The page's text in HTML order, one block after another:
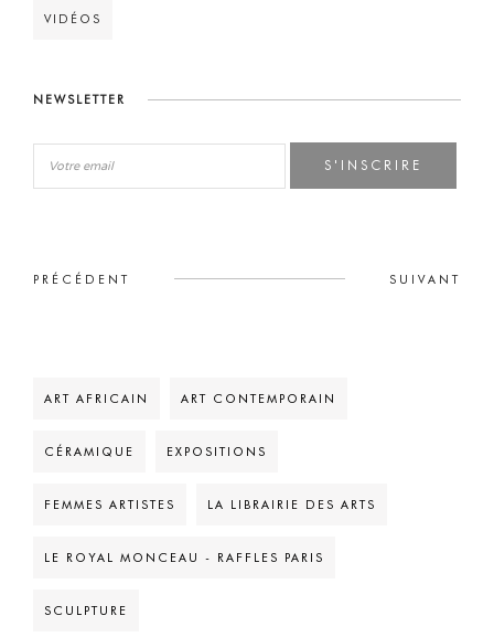
VIDÉOS
NEWSLETTER
S'INSCRIRE
PRÉCÉDENT SUIVANT
ART AFRICAIN ART CONTEMPORAIN
CÉRAMIQUE EXPOSITIONS
FEMMES ARTISTES LA LIBRAIRIE DES ARTS
LE ROYAL MONCEAU - RAFFLES PARIS
SCULPTURE